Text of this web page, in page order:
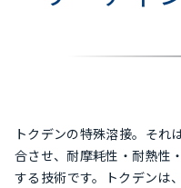
トクデンの特殊溶接。それ
合させ、耐摩耗性・耐熱性
する技術です。トクデンは